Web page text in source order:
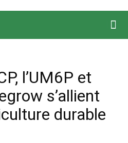
l’UM6P et
s’allient
durable